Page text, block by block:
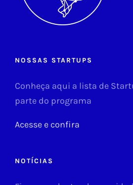
NOSSAS STARTUPS
Conheça aqui a lista de
parte do programa
Acesse e confira
NOTÍCIAS